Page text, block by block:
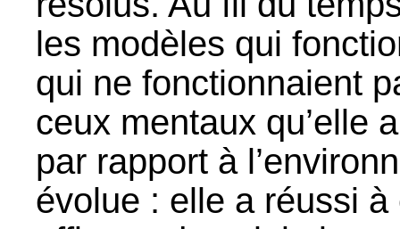
les modèles qui
qui ne fonctionnaient
ceux mentaux qu’elle
par rapport à
évolue : elle a réussi